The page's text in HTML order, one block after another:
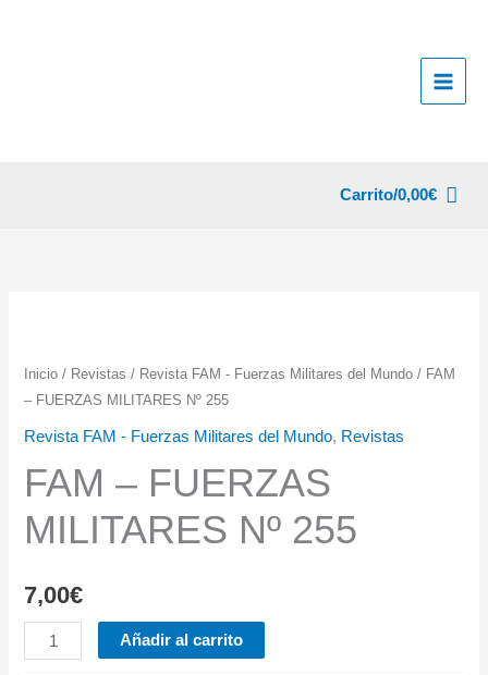
Carrito/0,00€
Inicio / Revistas / Revista FAM - Fuerzas Militares del Mundo / FAM
– FUERZAS MILITARES Nº 255
Revista FAM - Fuerzas Militares del Mundo, Revistas
FAM – FUERZAS
MILITARES Nº 255
7,00€
FAM
-
Añadir al carrito